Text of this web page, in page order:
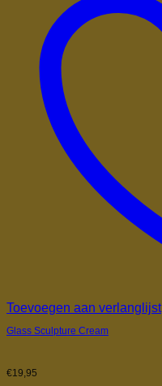
Toevoegen aan verlanglijst
Glass Sculpture Cream
€19,95